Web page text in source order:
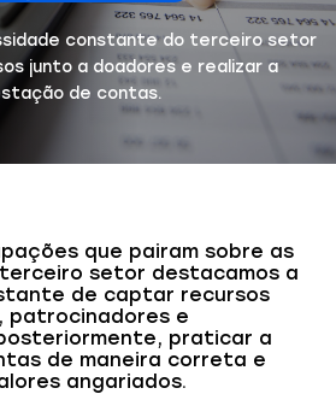
constante do terceiro setor
junto a doadores e realizar a
de contas.
que pairam sobre as
setor destacamos a
de captar recursos
patrocinadores e
praticar a
de maneira correta e
angariados.